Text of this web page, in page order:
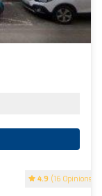
4.9 (16 Opinions)